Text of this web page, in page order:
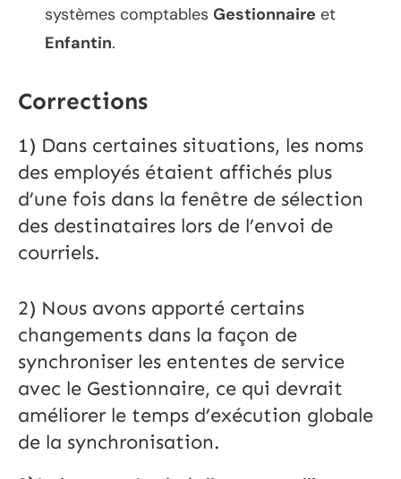
systèmes comptables Gestionnaire et
Enfantin.
Corrections
1) Dans certaines situations, les noms
des employés étaient affichés plus
d’une fois dans la fenêtre de sélection
des destinataires lors de l’envoi de
courriels.
2) Nous avons apporté certains
changements dans la façon de
synchroniser les ententes de service
avec le Gestionnaire, ce qui devrait
améliorer le temps d’exécution globale
de la synchronisation.